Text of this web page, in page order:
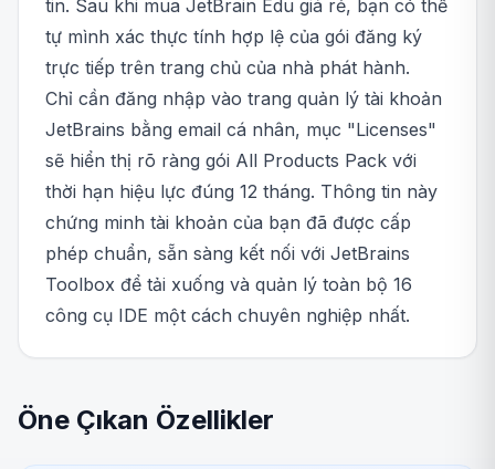
tin. Sau khi mua JetBrain Edu giá rẻ, bạn có thể
tự mình xác thực tính hợp lệ của gói đăng ký
trực tiếp trên trang chủ của nhà phát hành.
Chỉ cần đăng nhập vào trang quản lý tài khoản
JetBrains bằng email cá nhân, mục "Licenses"
sẽ hiển thị rõ ràng gói All Products Pack với
thời hạn hiệu lực đúng 12 tháng. Thông tin này
chứng minh tài khoản của bạn đã được cấp
phép chuẩn, sẵn sàng kết nối với JetBrains
Toolbox để tải xuống và quản lý toàn bộ 16
công cụ IDE một cách chuyên nghiệp nhất.
Öne Çıkan Özellikler